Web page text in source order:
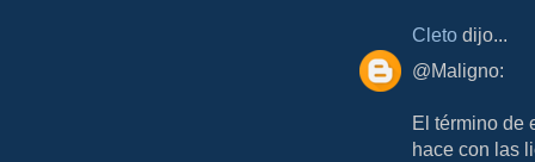
Cleto dijo...
@Maligno:
El término de
hace con las